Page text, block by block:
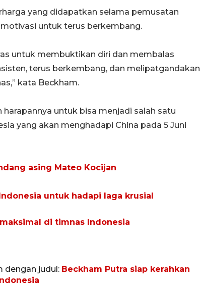
yang didapatkan selama pemusatan
untuk terus berkembang.
untuk membuktikan diri dan membalas
terus berkembang, dan melipatgandakan
kata Beckham.
untuk bisa menjadi salah satu
yang akan menghadapi China pada 5 Juni
asing Mateo Kocijan
untuk hadapi laga krusial
di timnas Indonesia
dengan judul: Beckham Putra siap kerahkan